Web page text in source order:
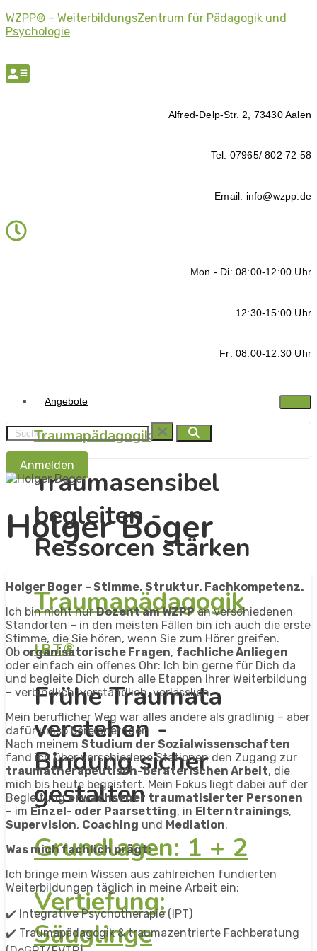
WZPP® – WeiterbildungsZentrum für Pädagogik und
Psychologie
Alfred-Delp-Str. 2, 73430 Aalen
Tel: 07965/ 802 72 58
Email: info@wzpp.de
Mon - Di: 08:00-12:00 Uhr
12:30-15:00 Uhr
Fr: 08:00-12:30 Uhr
Angebote
Traumapädagogik
Traumasensibel
begleiten -
Ressorcen stärken
Traumapädagogik
I.B.T.®
Frühe Traumata
verstehen -
Bindung sicher
gestalten
Grundlagen: 1 + 2
Vertiefung:
Säuglinge
Anmelden
Holger Boger
Holger Boger – Stimme. Struktur. Fachkompetenz.
Ich bin nicht nurDozent am WZPP an verschiedenen
Standorten – in den meisten Fällen bin ich auch die erste
Stimme, die Sie hören, wenn Sie zum Hörer greifen.
Ob organisatorische Fragen, fachliche Anliegen
oder einfach ein offenes Ohr: Ich bin gerne für Dich da
und begleite Dich durch alle Etappen Ihrer Weiterbildung
– verbindlich, verständlich, verlässlich.
Mein beruflicher Weg war alles andere als gradlinig – aber
dafür umso bereichernder:
Nach meinem Studium der Sozialwissenschaften
fand ich über verschiedene Stationen den Zugang zur
traumatherapeutisch-beraterischen Arbeit, die
mich bis heute begeistert. Mein Fokus liegt dabei auf der
Begleitungerwachsener traumatisierter Personen
– im Einzel- oder Paarsetting, in Elterntrainings,
Supervision, Coaching und Mediation.
Was mich fachlich prägt:
Ich bringe mein Wissen aus zahlreichen fundierten
Weiterbildungen täglich in meine Arbeit ein:
✔️ Integrative Psychotherapie (IPT)
✔️ Traumapädagogik & traumazentrierte Fachberatung